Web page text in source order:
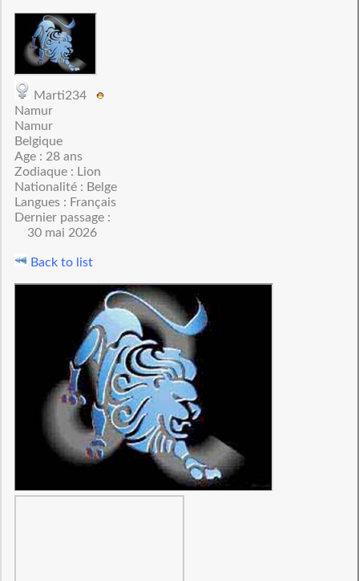
Marti234
Namur
Namur
Belgique
Age : 28 ans
Zodiaque : Lion
Nationalité : Belge
Langues : Français
Dernier passage :
30 mai 2026
Back to list